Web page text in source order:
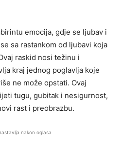
emocija, gdje se ljubav i
sa rastankom od ljubavi koja
raskid nosi težinu i
kraj jednog poglavlja koje
ne može opstati. Ovaj
tugu, gubitak i nesigurnost,
rast i preobrazbu.
nakon oglasa